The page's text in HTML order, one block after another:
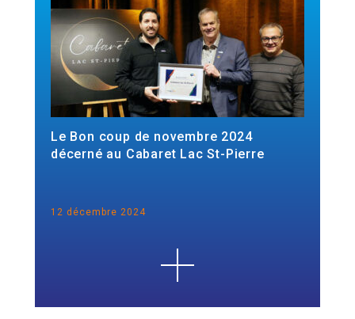
Le Bon coup de novembre 2024
décerné au Cabaret Lac St-Pierre
12 décembre 2024